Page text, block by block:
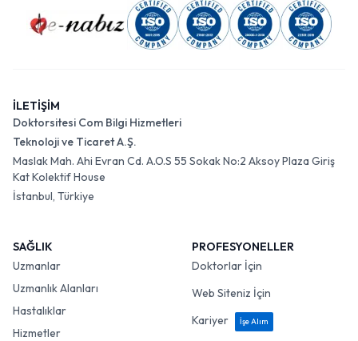
İLETİŞİM
Doktorsitesi Com Bilgi Hizmetleri
Teknoloji ve Ticaret A.Ş.
Maslak Mah. Ahi Evran Cd. A.O.S 55 Sokak No:2 Aksoy Plaza Giriş
Kat Kolektif House
İstanbul, Türkiye
SAĞLIK
Uzmanlar
Uzmanlık Alanları
Hastalıklar
Hizmetler
PROFESYONELLER
Doktorlar İçin
Web Siteniz İçin
Kariyer
İşe Alım